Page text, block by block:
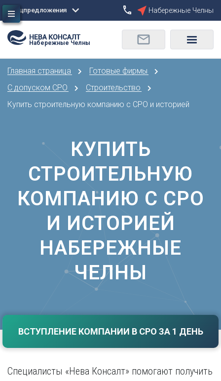
Сбросить
Москва
Санкт-Петербург
Астрахань
Барнаул
Брянск
В
Владивосток
Владикавказ
Владимир
Волгоград
Воронеж
Екатеринбург
Ижевск
Иркутск
К
Калининград
О
Орел
Оренбург
П
Р
Рязань
Самара
Саранск
Саратов
Севастополь
Симферополь
Смоленск
Сочи
Тамбов
Тверь
Тула
Спецпредложения Набережные Челны
Набережные Челны
Главная страница
Готовые фирмы
С допуском СРО
Строительство
Купить строительную компанию с СРО и историей
КУПИТЬ
СТРОИТЕЛЬНУЮ
КОМПАНИЮ С СРО
И ИСТОРИЕЙ
НАБЕРЕЖНЫЕ
ЧЕЛНЫ
ВСТУПЛЕНИЕ КОМПАНИИ В СРО ЗА 1 ДЕНЬ
Специалисты «Нева Консалт» помогают получить